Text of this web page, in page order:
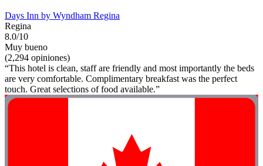
Days Inn by Wyndham Regina
Regina
8.0/10
Muy bueno
(2,294 opiniones)
“This hotel is clean, staff are friendly and most importantly the beds
are very comfortable. Complimentary breakfast was the perfect
touch. Great selections of food available.”